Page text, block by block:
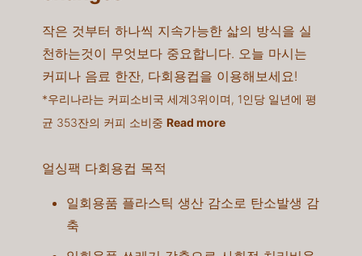
작은 것부터 하나씩 지속가능한 삷의 방식을 실
천하는것이 무엇보다 중요합니다. 오늘 마시는
커피나 음료 한잔, 다회용컵을 이용해보세요!​
*우리나라는 커피소비국 세계3위이며, 1인당 일년에 평
균 353잔의 커피 소비중 Read more
얼싱팩 다회용컵 목적
일회용품 플라스틱 생산 감소로 탄소발생 감
축​